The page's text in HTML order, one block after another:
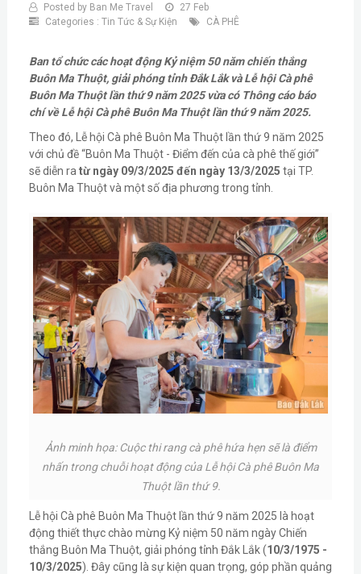
Posted by Ban Me Travel
27 Feb
Categories : Tin Tức & Sự Kiện CÀ PHÊ
Ban tổ chức các hoạt động Kỷ niệm 50 năm chiến thắng
Buôn Ma Thuột, giải phóng tỉnh Đắk Lắk và Lễ hội Cà phê
Buôn Ma Thuột lần thứ 9 năm 2025 vừa có Thông cáo báo
chí về Lễ hội Cà phê Buôn Ma Thuột lần thứ 9 năm 2025.
Theo đó, Lễ hội Cà phê Buôn Ma Thuột lần thứ 9 năm 2025
với chủ đề “Buôn Ma Thuột - Điểm đến của cà phê thế giới”
sẽ diễn ra từ ngày 09/3/2025 đến ngày 13/3/2025 tại TP.
Buôn Ma Thuột và một số địa phương trong tỉnh.
Ảnh minh họa: Cuộc thi rang cà phê hứa hẹn sẽ là điểm
nhấn trong chuỗi hoạt động của Lễ hội Cà phê Buôn Ma
Thuột lần thứ 9.
Lễ hội Cà phê Buôn Ma Thuột lần thứ 9 năm 2025 là hoạt
động thiết thực chào mừng Kỷ niệm 50 năm ngày Chiến
thắng Buôn Ma Thuột, giải phóng tỉnh Đắk Lắk (10/3/1975 -
10/3/2025). Đây cũng là sự kiện quan trọng, góp phần quảng